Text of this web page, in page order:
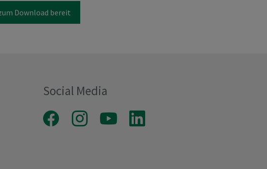
Download bereit
Social Media
Facebook Instagram Youtube